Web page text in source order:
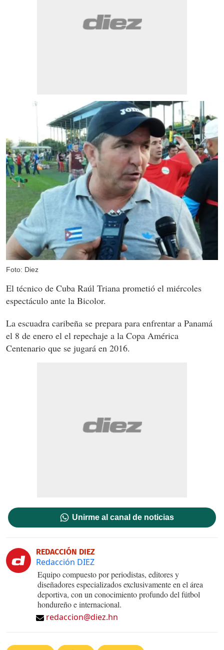
Foto: Diez
El técnico de Cuba Raúl Triana prometió el miércoles
espectáculo ante la Bicolor.
La escuadra caribeña se prepara para enfrentar a Panamá
el 8 de enero el el repechaje a la Copa América
Centenario que se jugará en 2016.
Unirme al canal de noticias
REDACCIÓN DIEZ
Redacción DIEZ
Equipo compuesto por periodistas, editores y
diseñadores especializados exclusivamente en el área
deportiva, con un conocimiento profundo del fútbol
hondureño e internacional.
redaccion@diez.hn